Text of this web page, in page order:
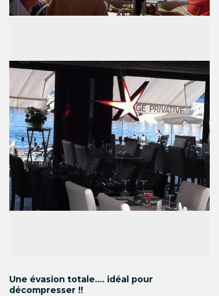
Une évasion totale.... idéal pour
décompresser !!